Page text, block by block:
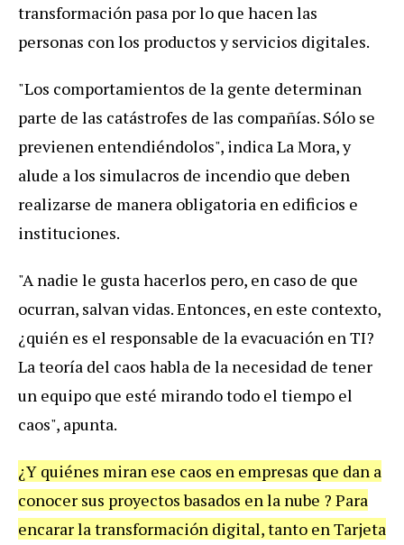
transformación pasa por lo que hacen las
personas con los productos y servicios digitales.
"Los comportamientos de la gente determinan
parte de las catástrofes de las compañías. Sólo se
previenen entendiéndolos", indica La Mora, y
alude a los simulacros de incendio que deben
realizarse de manera obligatoria en edificios e
instituciones.
"A nadie le gusta hacerlos pero, en caso de que
ocurran, salvan vidas. Entonces, en este contexto,
¿quién es el responsable de la evacuación en TI?
La teoría del caos habla de la necesidad de tener
un equipo que esté mirando todo el tiempo el
caos", apunta.
¿Y quiénes miran ese caos en empresas que dan a
conocer sus proyectos basados en la nube ? Para
encarar la transformación digital, tanto en Tarjeta